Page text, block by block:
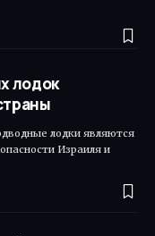
лодок
лодки являются
Израиля и